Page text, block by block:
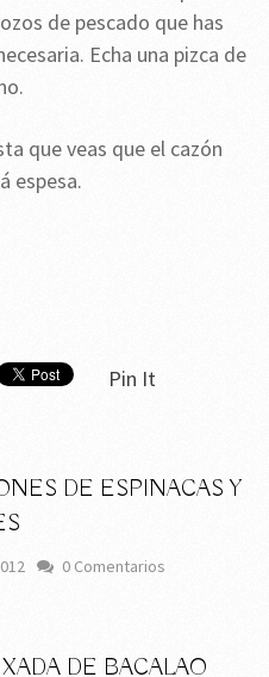
de pescado que has
Echa una pizca de
que veas que el cazón
espesa.
Pin It
DE ESPINACAS Y
0 Comentarios
DE BACALAO